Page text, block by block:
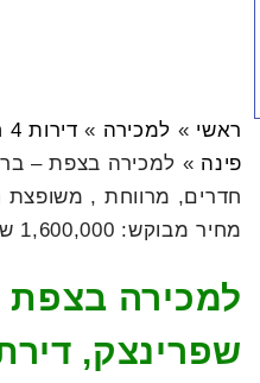
ראשי » למכירה »
פינה »
חדרים, מרווחת , משופצת
מחיר מבוקש: 1,600,000 ש”ח
למכירה בצפת